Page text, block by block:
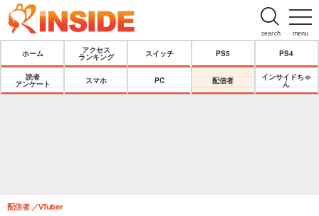
menu
search
ホーム
アクセス
ランキング
スイッチ PS5 PS4
読者
アンケート
スマホ PC 配信者
インサイドちゃ
ん
配信者 VTuber